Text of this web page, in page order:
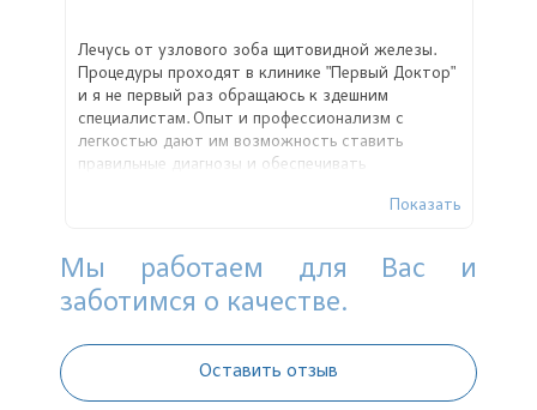
Лечусь от узлового зоба щитовидной железы.
Процедуры проходят в клинике "Первый Доктор"
и я не первый раз обращаюсь к здешним
специалистам. Опыт и профессионализм с
легкостью дают им возможность ставить
правильные диагнозы и обеспечивать
Показать
Мы работаем для Вас и
заботимся о качестве.
Оставить отзыв